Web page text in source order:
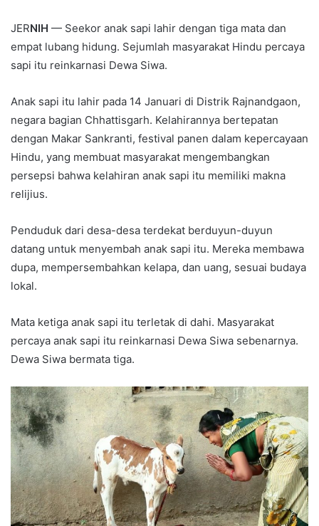
JERNIH — Seekor anak sapi lahir dengan tiga mata dan
empat lubang hidung. Sejumlah masyarakat Hindu percaya
sapi itu reinkarnasi Dewa Siwa.
Anak sapi itu lahir pada 14 Januari di Distrik Rajnandgaon,
negara bagian Chhattisgarh. Kelahirannya bertepatan
dengan Makar Sankranti, festival panen dalam kepercayaan
Hindu, yang membuat masyarakat mengembangkan
persepsi bahwa kelahiran anak sapi itu memiliki makna
relijius.
Penduduk dari desa-desa terdekat berduyun-duyun
datang untuk menyembah anak sapi itu. Mereka membawa
dupa, mempersembahkan kelapa, dan uang, sesuai budaya
lokal.
Mata ketiga anak sapi itu terletak di dahi. Masyarakat
percaya anak sapi itu reinkarnasi Dewa Siwa sebenarnya.
Dewa Siwa bermata tiga.